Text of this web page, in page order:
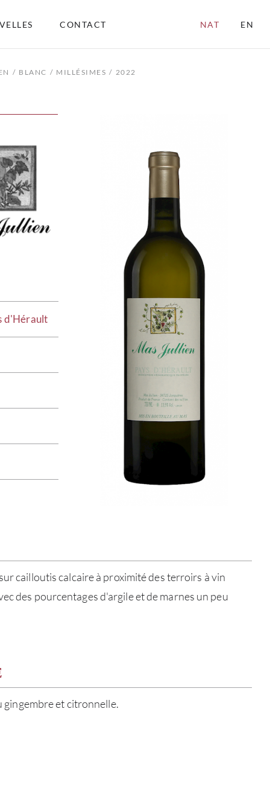
CONTACT NAT EN
BLANC MILLÉSIMES 2022
d'Hérault
cailloutis calcaire à proximité des terroirs à vin
des pourcentages d'argile et de marnes un peu
gingembre et citronnelle.